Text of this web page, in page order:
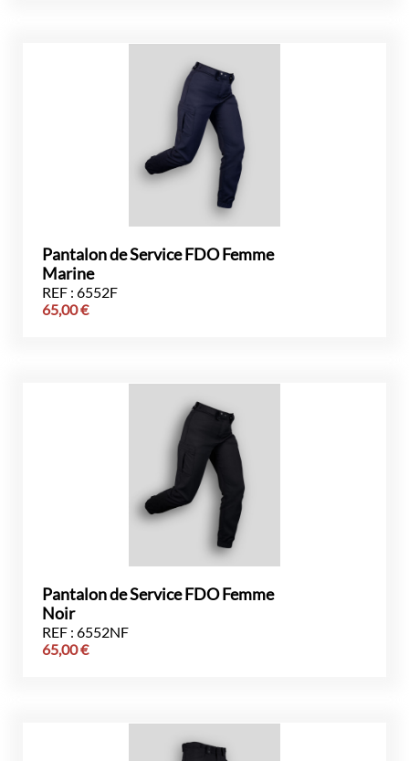
Pantalon de Service FDO Femme
Marine
REF : 6552F
65,00€
Pantalon de Service FDO Femme
Noir
REF : 6552NF
65,00€